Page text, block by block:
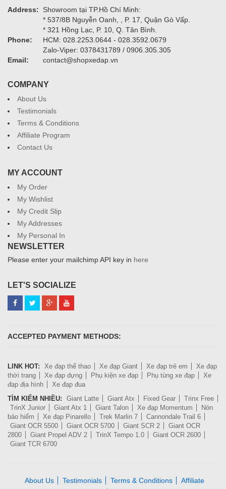
Address:
Showroom tại TP.Hồ Chí Minh:
* 537/8B Nguyễn Oanh, , P. 17, Quận Gò Vấp.
* 321 Hồng Lạc, P. 10, Q. Tân Bình.
Phone:
HCM: 028.2253.0644 - 028.3592.0679
Zalo-Viper: 0378431789 / 0906.305.305
Email:
contact@shopxedap.vn
COMPANY
About Us
Testimonials
Terms & Conditions
Affiliate Program
Contact Us
MY ACCOUNT
My Order
My Wishlist
My Credit Slip
My Addresses
My Personal In
NEWSLETTER
Please enter your mailchimp API key in here
LET'S SOCIALIZE
ACCEPTED PAYMENT METHODS:
LINK HOT: Xe đạp thể thao Xe đạp Giant Xe đạp trẻ em
Xe đạp
thời trang
Xe đạp dựng Phụ kiện xe đạp Phụ tùng xe đạp
Xe
đạp địa hình
Xe đạp đua
TÌM KIẾM NHIỀU:
Giant Latte Giant Atx Fixed Gear
Trinx Free
TrinX Junior
Giant Atx 1 Giant Talon Xe đạp Momentum
Nón
bảo hiểm
Xe đạp Pinarello Trek Marlin 7
Cannondale Trail 6
Giant OCR 5500
Giant OCR 5700 Giant SCR 2
Giant OCR
2800
Giant Propel ADV 2 TrinX Tempo 1.0
Giant OCR 2600
Giant TCR 6700
About Us Testimonials Terms & Conditions
Affiliate